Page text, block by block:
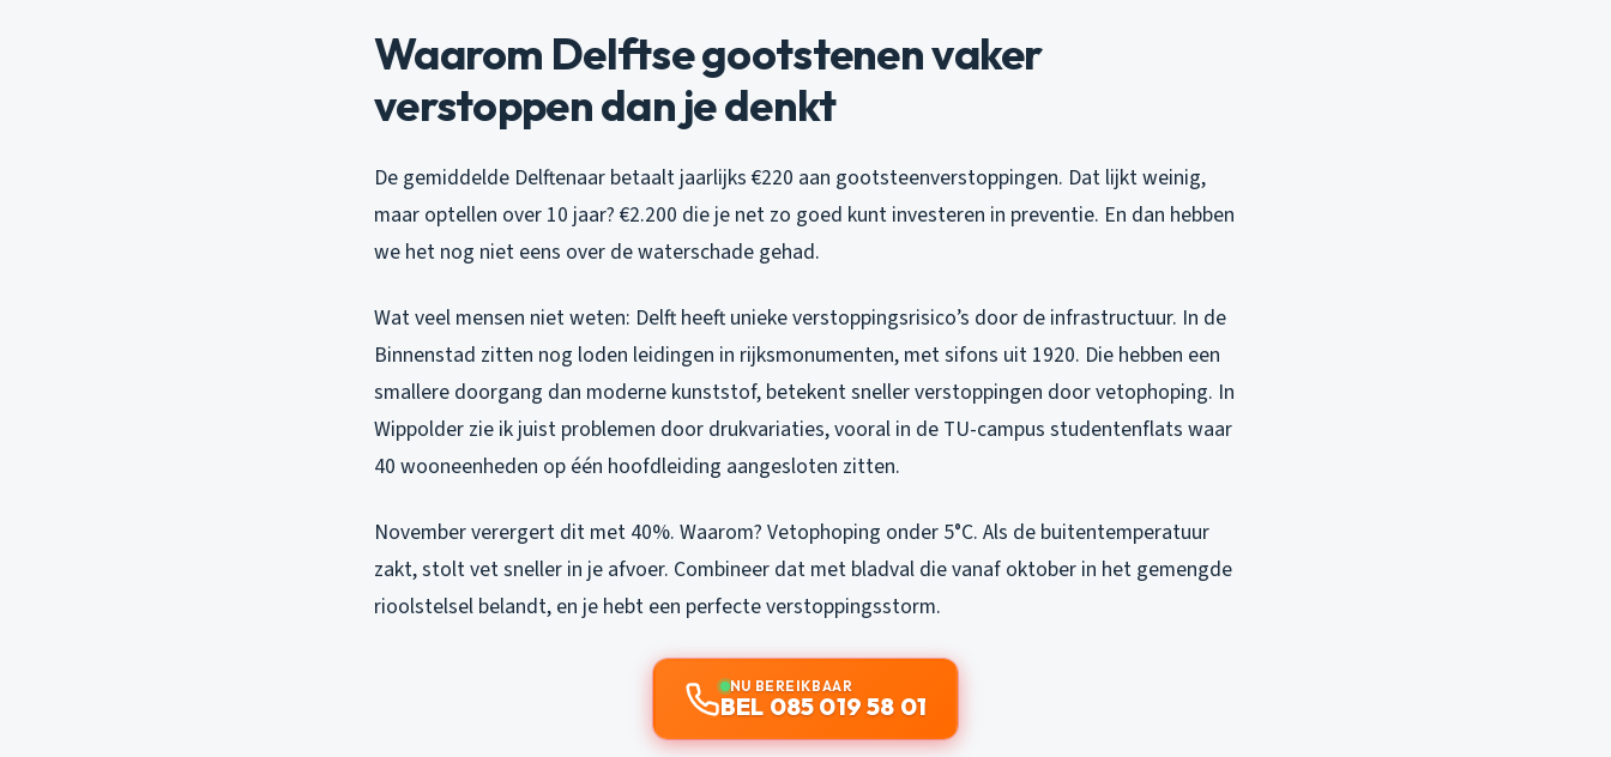
Waarom Delftse gootstenen vaker
verstoppen dan je denkt
De gemiddelde Delftenaar betaalt jaarlijks €220 aan gootsteenverstoppingen. Dat lijkt weinig,
maar optellen over 10 jaar? €2.200 die je net zo goed kunt investeren in preventie. En dan hebben
we het nog niet eens over de waterschade gehad.
Wat veel mensen niet weten: Delft heeft unieke verstoppingsrisico’s door de infrastructuur. In de
Binnenstad zitten nog loden leidingen in rijksmonumenten, met sifons uit 1920. Die hebben een
smallere doorgang dan moderne kunststof, betekent sneller verstoppingen door vetophoping. In
Wippolder zie ik juist problemen door drukvariaties, vooral in de TU-campus studentenflats waar
40 wooneenheden op één hoofdleiding aangesloten zitten.
November verergert dit met 40%. Waarom? Vetophoping onder 5°C. Als de buitentemperatuur
zakt, stolt vet sneller in je afvoer. Combineer dat met bladval die vanaf oktober in het gemengde
rioolstelsel belandt, en je hebt een perfecte verstoppingsstorm.
NU BEREIKBAAR
BEL 085 019 58 01